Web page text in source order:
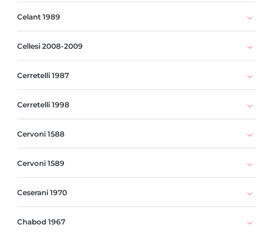
Celant 1989
Cellesi 2008-2009
Cerretelli 1987
Cerretelli 1998
Cervoni 1588
Cervoni 1589
Ceserani 1970
Chabod 1967